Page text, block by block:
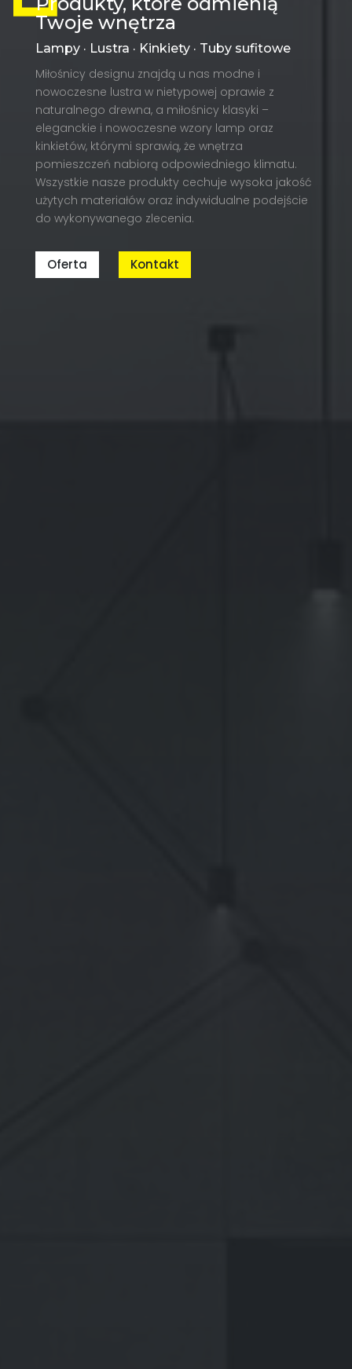
Twoje wnętrza
Lampy · Lustra · Kinkiety · Tuby sufitowe
Miłośnicy designu znajdą u nas modne i
nowoczesne lustra w nietypowej oprawie z
naturalnego drewna, a miłośnicy klasyki –
eleganckie i nowoczesne wzory lamp oraz
kinkietów, którymi sprawią, że wnętrza
pomieszczeń nabiorą odpowiedniego klimatu.
Wszystkie nasze produkty cechuje wysoka jakość
użytych materiałów oraz indywidualne podejście
do wykonywanego zlecenia.
Oferta Kontakt